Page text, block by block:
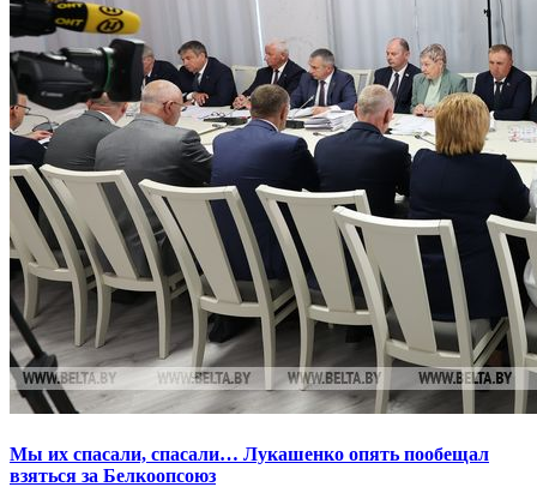
Мы их спасали, спасали… Лукашенко опять пообещал
взяться за Белкоопсоюз